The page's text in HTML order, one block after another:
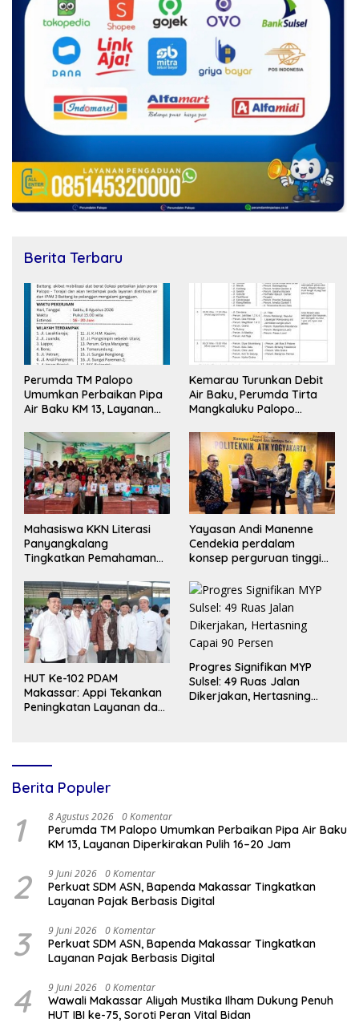
Berita Terbaru
Perumda TM Palopo
Umumkan Perbaikan Pipa
Air Baku KM 13, Layanan
Jam
Kemarau Turunkan Debit
Air Baku, Perumda Tirta
Mangkaluku Palopo
Mahasiswa KKN Literasi
Panyangkalang
Tingkatkan Pemahaman
Siswa
Yayasan Andi Manenne
Cendekia perdalam
konsep perguruan tinggi
HUT Ke-102 PDAM
Makassar: Appi Tekankan
Peningkatan Layanan dan
Progres Signifikan MYP
Sulsel: 49 Ruas Jalan
Dikerjakan, Hertasning
Berita Populer
1 8 Agustus 2026 0 Komentar
Perumda TM Palopo Umumkan Perbaikan Pipa Air Baku
KM 13, Layanan Diperkirakan Pulih 16–20 Jam
2 9 Juni 2026 0 Komentar
Perkuat SDM ASN, Bapenda Makassar Tingkatkan
Layanan Pajak Berbasis Digital
3 9 Juni 2026 0 Komentar
Perkuat SDM ASN, Bapenda Makassar Tingkatkan
Layanan Pajak Berbasis Digital
4 9 Juni 2026 0 Komentar
Wawali Makassar Aliyah Mustika Ilham Dukung Penuh
HUT IBI ke-75, Soroti Peran Vital Bidan